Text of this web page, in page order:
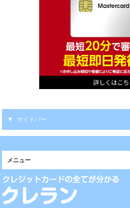
サイドバー
メニュー